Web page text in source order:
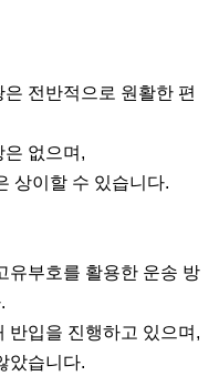
전반적으로 원활한 편
없으며,
상이할 수 있습니다.
유부호를 활용한 운송 방
반입을 진행하고 있으며,
았습니다.